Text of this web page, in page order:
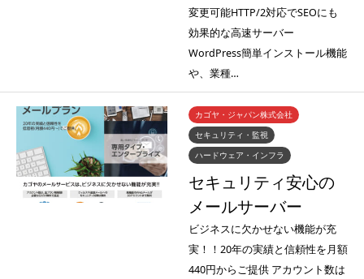
変更可能HTTP/2対応でSEOにも
効果的な高速サーバー
WordPress簡単インストール機能
や、業種…
カゴヤ・ジャパン株式会社
セキュリティ・監視
ハードウェア・インフラ
セキュリティ安心の
メールサーバー
ビジネスに欠かせない機能が充
実！！20年の実績と信頼性を月額
440円からご提供 アカウント数は